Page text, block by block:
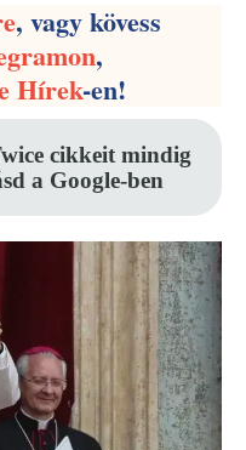
, vagy kövess
,
Hírek-en!
cikkeit mindig
a Google-ben